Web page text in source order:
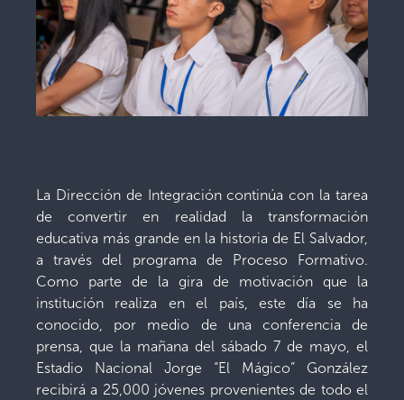
La Dirección de Integración continúa con la tarea
de convertir en realidad la transformación
educativa más grande en la historia de El Salvador,
a través del programa de Proceso Formativo.
Como parte de la gira de motivación que la
institución realiza en el país, este día se ha
conocido, por medio de una conferencia de
prensa, que la mañana del sábado 7 de mayo, el
Estadio Nacional Jorge “El Mágico” González
recibirá a 25,000 jóvenes provenientes de todo el